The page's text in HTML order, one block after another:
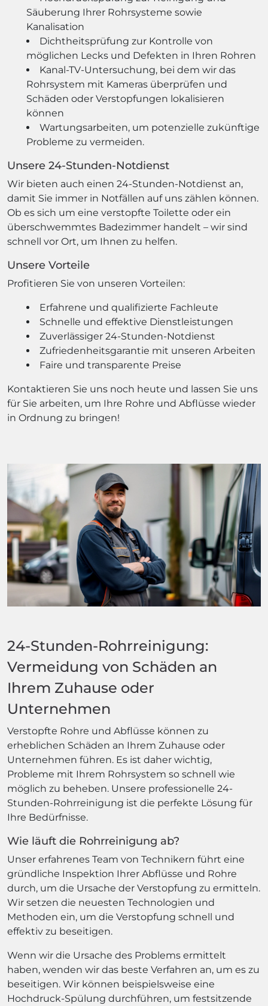
Säuberung Ihrer Rohrsysteme sowie
Kanalisation
Dichtheitsprüfung zur Kontrolle von
möglichen Lecks und Defekten in Ihren Rohren
Kanal-TV-Untersuchung, bei dem wir das
Rohrsystem mit Kameras überprüfen und
Schäden oder Verstopfungen lokalisieren
können
Wartungsarbeiten, um potenzielle zukünftige
Probleme zu vermeiden.
Unsere 24-Stunden-Notdienst
Wir bieten auch einen 24-Stunden-Notdienst an,
damit Sie immer in Notfällen auf uns zählen können.
Ob es sich um eine verstopfte Toilette oder ein
überschwemmtes Badezimmer handelt – wir sind
schnell vor Ort, um Ihnen zu helfen.
Unsere Vorteile
Profitieren Sie von unseren Vorteilen:
Erfahrene und qualifizierte Fachleute
Schnelle und effektive Dienstleistungen
Zuverlässiger 24-Stunden-Notdienst
Zufriedenheitsgarantie mit unseren Arbeiten
Faire und transparente Preise
Kontaktieren Sie uns noch heute und lassen Sie uns
für Sie arbeiten, um Ihre Rohre und Abflüsse wieder
in Ordnung zu bringen!
24-Stunden-Rohrreinigung:
Vermeidung von Schäden an
Ihrem Zuhause oder
Unternehmen
Verstopfte Rohre und Abflüsse können zu
erheblichen Schäden an Ihrem Zuhause oder
Unternehmen führen. Es ist daher wichtig,
Probleme mit Ihrem Rohrsystem so schnell wie
möglich zu beheben. Unsere professionelle 24-
Stunden-Rohrreinigung ist die perfekte Lösung für
Ihre Bedürfnisse.
Wie läuft die Rohrreinigung ab?
Unser erfahrenes Team von Technikern führt eine
gründliche Inspektion Ihrer Abflüsse und Rohre
durch, um die Ursache der Verstopfung zu ermitteln.
Wir setzen die neuesten Technologien und
Methoden ein, um die Verstopfung schnell und
effektiv zu beseitigen.
Wenn wir die Ursache des Problems ermittelt
haben, wenden wir das beste Verfahren an, um es zu
beseitigen. Wir können beispielsweise eine
Hochdruck-Spülung durchführen, um festsitzende